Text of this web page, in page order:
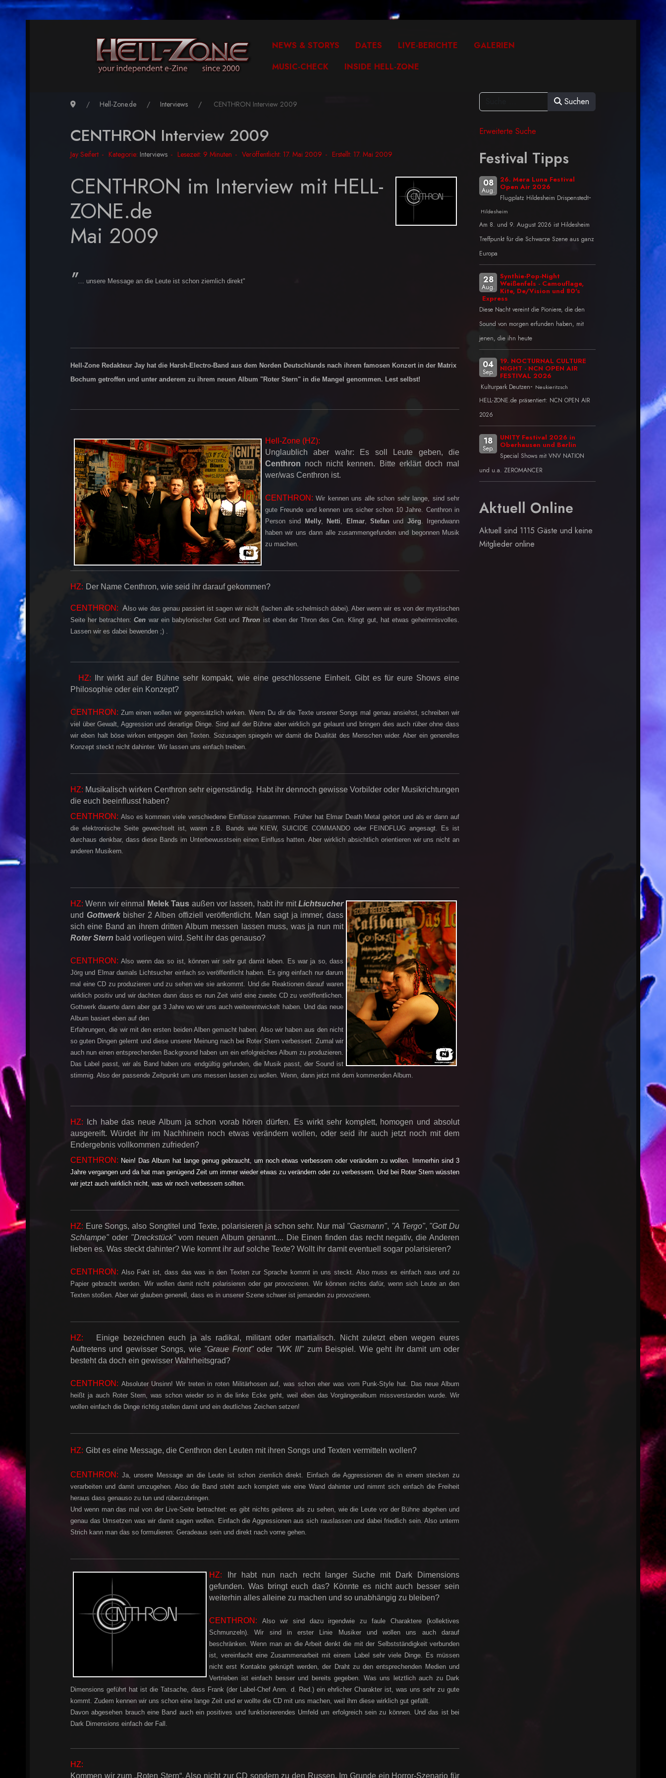
NEWS & STORYS DATES LIVE-BERICHTE
GALERIEN
MUSIC-CHECK
INSIDE HELL-ZONE
Hell-Zone.de Interviews CENTHRON Interview 2009
CENTHRON Interview 2009
Jay Seifert Kategorie: Interviews Lesezeit: 9 Minuten Veröffentlicht: 17. Mai 2009 Erstellt: 17. Mai 2009
CENTHRON im Interview mit HELL-
ZONE.de
Mai 2009
"… unsere Message an die Leute ist schon ziemlich direkt"
Hell-Zone Redakteur Jay hat die Harsh-Electro-Band aus dem Norden Deutschlands nach ihrem famosen Konzert in der Matrix
Bochum getroffen und unter anderem zu ihrem neuen Album "Roter Stern" in die Mangel genommen. Lest selbst!
Hell-Zone (HZ):
Unglaublich aber wahr: Es soll Leute geben, die
Centhron noch nicht kennen. Bitte erklärt doch mal
wer/was Centhron ist.
CENTHRON: Wir kennen uns alle schon sehr lange, sind sehr
gute Freunde und kennen uns sicher schon 10 Jahre. Centhron in
Person sind
Melly, Netti, Elmar, Stefan und Jörg. Irgendwann
haben wir uns dann alle zusammengefunden und begonnen Musik
zu machen.
HZ: Der Name Centhron, wie seid ihr darauf gekommen?
CENTHRON:A lso wie das genau passiert ist sagen wir nicht (lachen alle schelmisch dabei). Aber wenn wir es von der mystischen
Seite her betrachten:Cen war ein babylonischer Gott und Thron ist eben der Thron des Cen. Klingt gut, hat etwas geheimnisvolles.
Lassen wir es dabei bewenden ;) .
HZ:
Ihr wirkt auf der Bühne sehr kompakt, wie eine geschlossene Einheit. Gibt es für eure Shows eine
Philosophie oder ein Konzept?
CENTHRON: Zum einen wollen wir gegensätzlich wirken. Wenn Du dir die Texte unserer Songs mal genau ansiehst, schreiben wir
viel über Gewalt, Aggression und derartige Dinge. Sind auf der Bühne aber wirklich gut gelaunt und bringen dies auch rüber ohne dass
wir eben halt böse wirken entgegen den Texten. Sozusagen spiegeln wir damit die Dualität des Menschen wider. Aber ein generelles
Konzept steckt nicht dahinter. Wir lassen uns einfach treiben.
HZ: Musikalisch wirken Centhron sehr eigenständig. Habt ihr dennoch gewisse Vorbilder oder Musikrichtungen
die euch beeinflusst haben?
CENTHRON: Also es kommen viele verschiedene Einflüsse zusammen. Früher hat Elmar Death Metal gehört und als er dann auf
die elektronische Seite gewechselt ist, waren z.B. Bands wie KIEW, SUICIDE COMMANDO oder FEINDFLUG angesagt. Es ist
durchaus denkbar, dass diese Bands im Unterbewusstsein einen Einfluss hatten. Aber wirklich absichtlich orientieren wir uns nicht an
anderen Musikern.
HZ:Wenn wir einmal Melek Taus außen vor lassen, habt ihr mitLichtsucher
und Gottwerkbisher 2 Alben offiziell veröffentlicht. Man sagt ja immer, dass
sich eine Band an ihrem dritten Album messen lassen muss, was ja nun mit
Roter Stern bald vorliegen wird. Seht ihr das genauso?
CENTHRON:Also wenn das so ist, können wir sehr gut damit leben. Es war ja so, dass
Jörg und Elmar damals Lichtsucher einfach so veröffentlicht haben. Es ging einfach nur darum
mal eine CD zu produzieren und zu sehen wie sie ankommt. Und die Reaktionen darauf waren
wirklich positiv und wir dachten dann dass es nun Zeit wird eine zweite CD zu veröffentlichen.
Gottwerk dauerte dann aber gut 3 Jahre wo wir uns auch weiterentwickelt haben. Und das neue
Album basiert eben auf den
Erfahrungen, die wir mit den ersten beiden Alben gemacht haben. Also wir haben aus den nicht
so guten Dingen gelernt und diese unserer Meinung nach bei Roter Stern verbessert. Zumal wir
auch nun einen entsprechenden Background haben um ein erfolgreiches Album zu produzieren.
Das Label passt, wir als Band haben uns endgültig gefunden, die Musik passt, der Sound ist
stimmig. Also der passende Zeitpunkt um uns messen lassen zu wollen. Wenn, dann jetzt mit dem kommenden Album.
HZ:
Ich habe das neue Album ja schon vorab hören dürfen. Es wirkt sehr komplett, homogen und absolut
ausgereift. Würdet ihr im Nachhinein noch etwas verändern wollen, oder seid ihr auch jetzt noch mit dem
Endergebnis vollkommen zufrieden?
CENTHRON: Nein! Das Album hat lange genug gebraucht, um noch etwas verbessern oder verändern zu wollen. Immerhin sind 3
Jahre vergangen und da hat man genügend Zeit um immer wieder etwas zu verändern oder zu verbessern. Und bei Roter Stern wüssten
wir jetzt auch wirklich nicht, was wir noch verbessern sollten.
HZ: Eure Songs, also Songtitel und Texte, polarisieren ja schon sehr. Nur mal "Gasmann", "A Tergo", "Gott Du
Schlampe" oder "Dreckstück"vom neuen Album genannt.... Die Einen finden das recht negativ, die Anderen
lieben es. Was steckt dahinter? Wie kommt ihr auf solche Texte? Wollt ihr damit eventuell sogar polarisieren?
CENTHRON: Also Fakt ist, dass das was in den Texten zur Sprache kommt in uns steckt. Also muss es einfach raus und zu
Papier gebracht werden. Wir wollen damit nicht polarisieren oder gar provozieren. Wir können nichts dafür, wenn sich Leute an den
Texten stoßen. Aber wir glauben generell, dass es in unserer Szene schwer ist jemanden zu provozieren.
HZ:
Einige bezeichnen euch ja als radikal, militant oder martialisch. Nicht zuletzt eben wegen eures
Auftretens und gewisser Songs, wie"Graue Front"oder "WK III" zum Beispiel. Wie geht ihr damit um oder
besteht da doch ein gewisser Wahrheitsgrad?
CENTHRON: Absoluter Unsinn! Wir treten in roten Militärhosen auf, was schon eher was vom Punk-Style hat. Das neue Album
heißt ja auch Roter Stern, was schon wieder so in die linke Ecke geht, weil eben das Vorgängeralbum missverstanden wurde. Wir
wollen einfach die Dinge richtig stellen damit und ein deutliches Zeichen setzen!
HZ: Gibt es eine Message, die Centhron den Leuten mit ihren Songs und Texten vermitteln wollen?
CENTHRON: Ja, unsere Message an die Leute ist schon ziemlich direkt. Einfach die Aggressionen die in einem stecken zu
verarbeiten und damit umzugehen. Also die Band steht auch komplett wie eine Wand dahinter und nimmt sich einfach die Freiheit
heraus dass genauso zu tun und rüberzubringen.
Und wenn man das mal von der Live-Seite betrachtet: es gibt nichts geileres als zu sehen, wie die Leute vor der Bühne abgehen und
genau das Umsetzen was wir damit sagen wollen. Einfach die Aggressionen aus sich rauslassen und dabei friedlich sein. Also unterm
Strich kann man das so formulieren: Geradeaus sein und direkt nach vorne gehen.
HZ:
Ihr habt nun nach recht langer Suche mit Dark Dimensions
gefunden. Was bringt euch das? Könnte es nicht auch besser sein
weiterhin alles alleine zu machen und so unabhängig zu bleiben?
CENTHRON: Also wir sind dazu irgendwie zu faule Charaktere (kollektives
Schmunzeln). Wir sind in erster Linie Musiker und wollen uns auch darauf
beschränken. Wenn man an die Arbeit denkt die mit der Selbstständigkeit verbunden
ist, vereinfacht eine Zusammenarbeit mit einem Label sehr viele Dinge. Es müssen
nic ht erst Kontakte geknüpft werden, der Draht zu den entsprechenden Medien und
Vertrieben ist einfach besser und bereits gegeben. Was uns letztlich auch zu Dark
Dimensions geführt hat ist die Tatsache, dass Frank (der Label-Chef Anm. d. Red.) ein ehrlicher Charakter ist, was uns sehr zu gute
kommt. Zudem kennen wir uns schon eine lange Zeit und er wollte die CD mit uns machen, weil ihm diese wirklich gut gefällt.
Davon abgesehen brauch eine Band auch ein positives und funktionierendes Umfeld um erfolgreich sein zu können. Und das ist bei
Dark Dimensions einfach der Fall.
HZ:
Kommen wir zum „Roten Stern“. Also nicht zur CD sondern zu den Russen. Im Grunde ein Horror-Szenario für
Suchen
Erweiterte Suche
Festival Tipps
08
Aug.
26. Mera Luna Festival
Open Air 2026
Flugplatz Hildesheim Drispenstedt-
Hildesheim
Am 8. und 9. August 2026 ist Hildesheim
Treffpunkt für die Schwarze Szene aus ganz
Europa
28
Aug.
Synthie-Pop-Night
Weißenfels - Camouflage,
Kite, De/Vision und 80's
Express
Diese Nacht vereint die Pioniere, die den
Sound von morgen erfunden haben, mit
jenen, die ihn heute
04
Sep.
19. NOCTURNAL CULTURE
NIGHT - NCN OPEN AIR
FESTIVAL 2026
Kulturpark Deutzen- Neukieritzsch
HELL-ZONE.de präsentiert: NCN OPEN AIR
2026
18
Sep.
UNITY Festival 2026 in
Oberhausen und Berlin
Special Shows mit VNV NATION
und u.a. ZEROMANCER
Aktuell Online
Aktuell sind 1115 Gäste und keine
Mitglieder online